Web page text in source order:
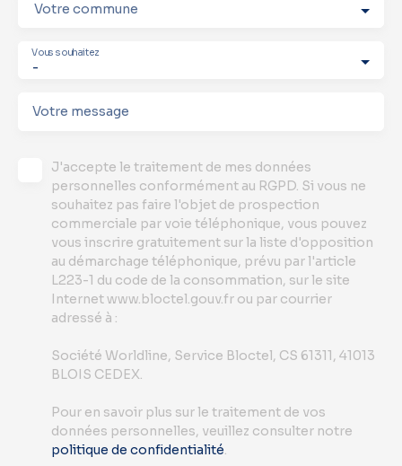
Votre commune
-
Vous souhaitez
Votre message
J'accepte le traitement de mes données
personnelles conformément au RGPD. Si vous ne
souhaitez pas faire l'objet de prospection
commerciale par voie téléphonique, vous pouvez
vous inscrire gratuitement sur la liste d'opposition
au démarchage téléphonique, prévu par l'article
L223-1 du code de la consommation, sur le site
Internet www.bloctel.gouv.fr ou par courrier
adressé à :
Société Worldline, Service Bloctel, CS 61311, 41013
BLOIS CEDEX.
Pour en savoir plus sur le traitement de vos
données personnelles, veuillez consulter notre
politique de confidentialité.